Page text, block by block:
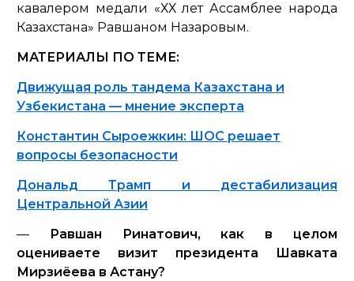
кавалером медали «ХХ лет Ассамблее народа
Казахстана» Равшаном Назаровым.
МАТЕРИАЛЫ ПО ТЕМЕ:
Движущая роль тандема Казахстана и
Узбекистана — мнение эксперта
Константин Сыроежкин: ШОС решает
вопросы безопасности
Дональд Трамп и дестабилизация
Центральной Азии
—
Равшан Ринатович, как в целом
оцениваете визит президента Шавката
Мирзиёева в Астану?